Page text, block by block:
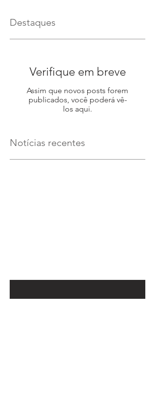
Destaques
Verifique em breve
Assim que novos posts forem
publicados, você poderá vê-
los aqui.
Notícias recentes